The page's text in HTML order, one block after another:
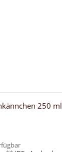
250 ml